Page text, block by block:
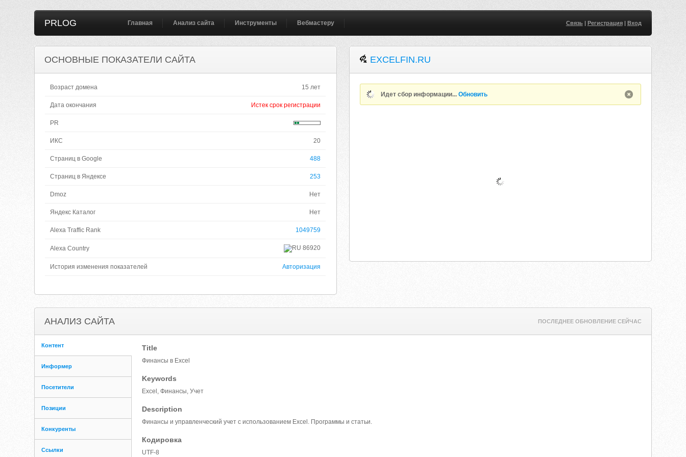
PRLOG Главная Анализ сайта Инструменты Вебмастеру Связь| Регистрация| Вход
ОСНОВНЫЕ ПОКАЗАТЕЛИ САЙТА
Возраст домена 15 лет
Дата окончания Истек срок регистрации
PR
ИКС 20
Страниц в Google 488
Страниц в Яндексе 253
Dmoz Нет
Яндекс Каталог Нет
Alexa Traffic Rank 1049759
Alexa Country 86920
История изменения показателей Авторизация
EXCELFIN.RU
Идет сбор информации...Обновить
АНАЛИЗ САЙТА ПОСЛЕДНЕЕ ОБНОВЛЕНИЕ СЕЙЧАС
Контент
Информер
Посетители
Позиции
Конкуренты
Ссылки
Title
Финансы в Excel
Keywords
Excel, Финансы, Учет
Description
Финансы и управленческий учет с использованием Excel. Программы и статьи.
Кодировка
UTF-8